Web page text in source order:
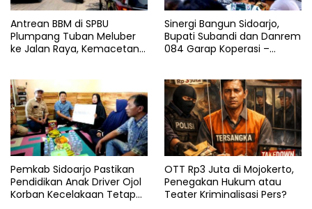
Antrean BBM di SPBU
Plumpang Tuban Meluber
ke Jalan Raya, Kemacetan
Sinergi Bangun Sidoarjo,
Bupati Subandi dan Danrem
084 Garap Koperasi –
Pemkab Sidoarjo Pastikan
Pendidikan Anak Driver Ojol
Korban Kecelakaan Tetap
OTT Rp3 Juta di Mojokerto,
Penegakan Hukum atau
Teater Kriminalisasi Pers?